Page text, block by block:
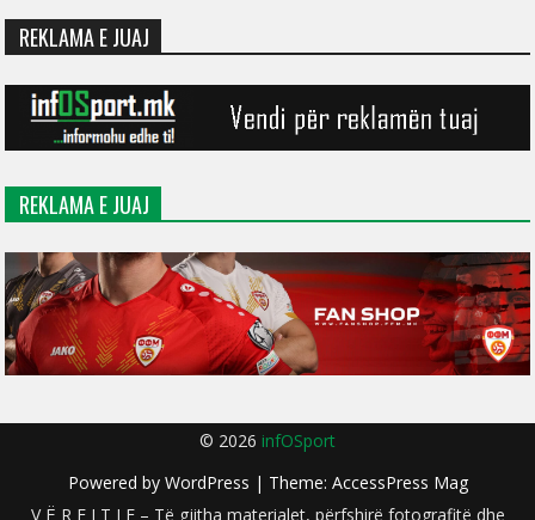
REKLAMA E JUAJ
REKLAMA E JUAJ
© 2026 infOSport
Powered by WordPress | Theme: AccessPress Mag
V Ë R E J T J E – Të gjitha materialet, përfshirë fotografitë dhe